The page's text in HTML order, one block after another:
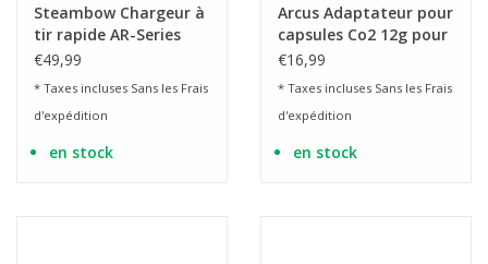
Steambow Chargeur à
tir rapide AR-Series
M10 supérieur à 10
€49,99
* Taxes incluses Sans les Frais
d'expédition
en stock
Arcus Adaptateur pour
capsules Co2 12g pour
pistolets à flèches
€16,99
* Taxes incluses Sans les Frais
d'expédition
en stock